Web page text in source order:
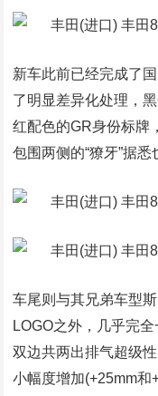
新车此前已经完成了
了明显差异化处理，
红配色的GR身份标牌
包围两侧的“獠牙”据
车尾则与其兄弟车型
LOGO之外，几乎完
双边共两出排气超级
小幅度增加(+25mm和